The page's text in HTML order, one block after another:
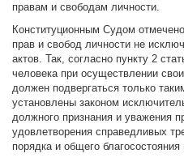
правам и свободам личности.
Конституционным Судом
прав и свобод личности не
актов. Так, согласно пункту 2
человека при осуществлении
должен подвергаться только
установлены законом
должного признания и уважения
удовлетворения справедливых
порядка и общего